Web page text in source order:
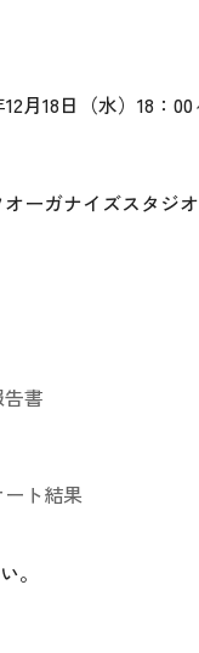
月18日（水）18：00
オーガナイズスタジ
書
ート結果
。